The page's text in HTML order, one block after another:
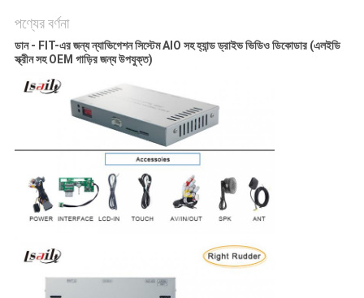
পণ্যের বর্ণনা
ডান - FIT-এর জন্য ন্যাভিগেশন সিস্টেম AIO সহ হ্যান্ড ড্রাইভ ভিডিও ডিকোডার (এলইডি
স্ক্রীন সহ OEM গাড়ির জন্য উপযুক্ত)